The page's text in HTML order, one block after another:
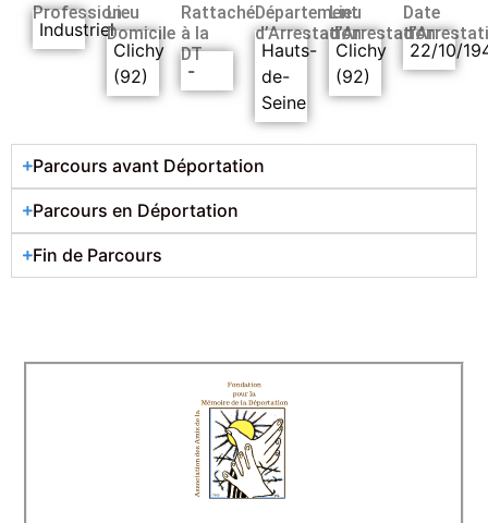
Profession
Industriel
Lieu
Domicile
Clichy
(92)
Rattaché
à la
DT
-
Département
d’Arrestation
Hauts-
de-
Seine
Lieu
d’Arrestation
Clichy
(92)
Date
22/10/
Parcours avant Déportation
Parcours en Déportation
Fin de Parcours